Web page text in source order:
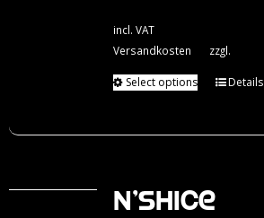
incl. VAT
zzgl.
Versandkosten
Select options Details
N’Shice